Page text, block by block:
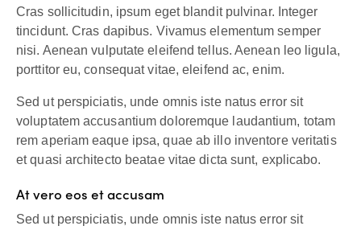
Cras sollicitudin, ipsum eget blandit pulvinar. Integer
tincidunt. Cras dapibus. Vivamus elementum semper
nisi. Aenean vulputate eleifend tellus. Aenean leo ligula,
porttitor eu, consequat vitae, eleifend ac, enim.
Sed ut perspiciatis, unde omnis iste natus error sit
voluptatem accusantium doloremque laudantium, totam
rem aperiam eaque ipsa, quae ab illo inventore veritatis
et quasi architecto beatae vitae dicta sunt, explicabo.
At vero eos et accusam
Sed ut perspiciatis, unde omnis iste natus error sit